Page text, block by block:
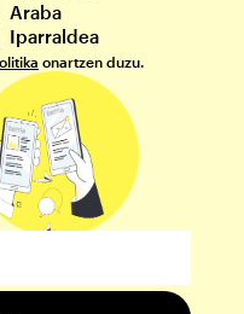
Araba
Iparraldea
onartzen duzu.